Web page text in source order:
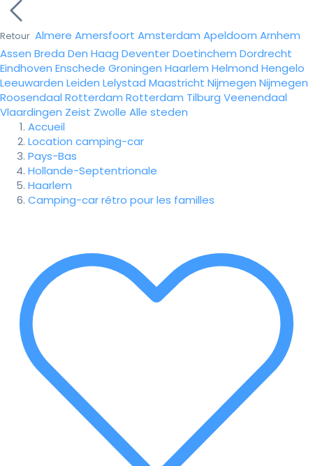
Retour Almere Amersfoort Amsterdam Apeldoorn Arnhem
Assen Breda Den Haag DeventerDoetinchem Dordrecht
Eindhoven Enschede Groningen Haarlem Helmond Hengelo
Leeuwarden Leiden Lelystad Maastricht Nijmegen Nijmegen
Roosendaal Rotterdam Rotterdam Tilburg Veenendaal
Vlaardingen Zeist Zwolle Alle steden
Accueil
Location camping-car
Pays-Bas
Hollande-Septentrionale
Haarlem
Camping-car rétro pour les familles